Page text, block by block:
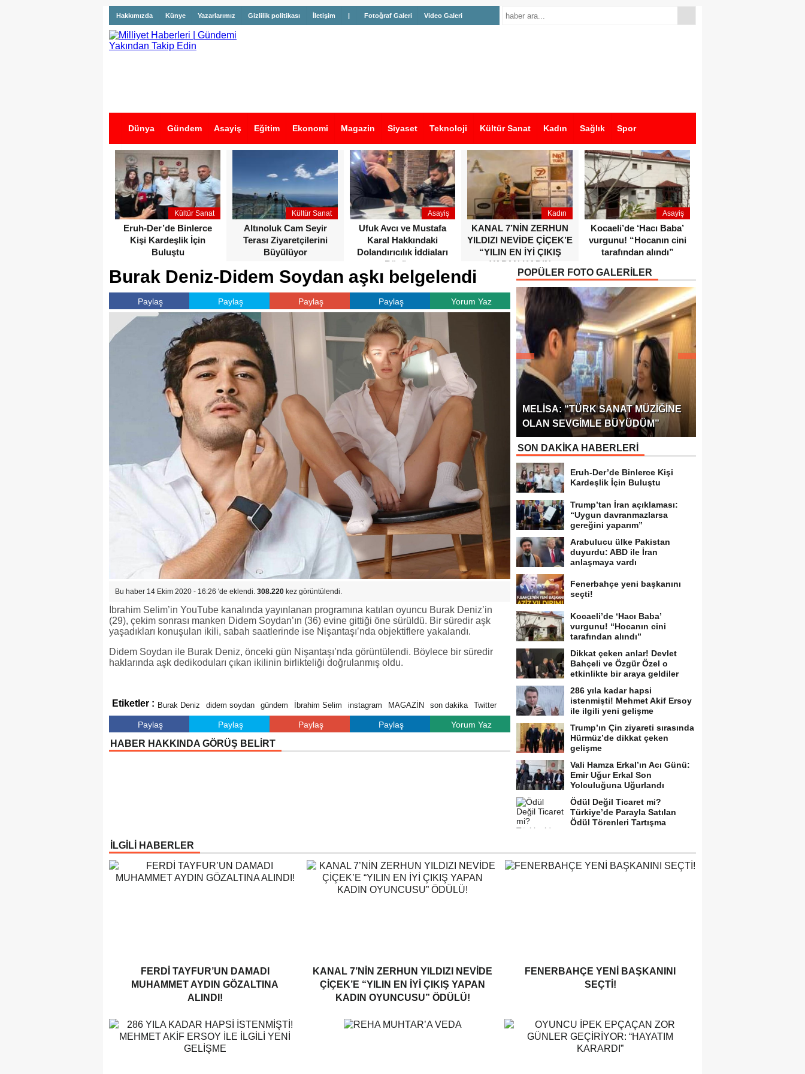
Hakkımızda Künye Yazarlarımız Gizlilik politikası İletişim | Fotoğraf Galeri Video Galeri
Dünya Gündem Asayiş Eğitim Ekonomi Magazin Siyaset Teknoloji Kültür Sanat Kadın Sağlık Spor
İş İlanları
Kültür Sanat
Eruh-Der’de Binlerce
Kişi Kardeşlik İçin
Buluştu
Kültür Sanat
Altınoluk Cam Seyir
Terası Ziyaretçilerini
Büyülüyor
Asayiş
Ufuk Avcı ve Mustafa
Karal Hakkındaki
Dolandırıcılık İddiaları
Büyüyor
Kadın
KANAL 7’NİN ZERHUN
YILDIZI NEVİDE ÇİÇEK’E
“YILIN EN İYİ ÇIKIŞ
YAPAN KADIN
OYUNCUSU” ÖDÜLÜ!
Asayiş
Kocaeli’de ‘Hacı Baba’
vurgunu! “Hocanın cini
tarafından alındı”
Burak Deniz-Didem Soydan aşkı belgelendi
Paylaş Paylaş Paylaş Paylaş Yorum Yaz
Bu haber 14 Ekim 2020 - 16:26 'de eklendi. 308.220 kez görüntülendi.
İbrahim Selim’in YouTube kanalında yayınlanan programına katılan oyuncu Burak Deniz’in
(29), çekim sonrası manken Didem Soydan’ın (36) evine gittiği öne sürüldü. Bir süredir aşk
yaşadıkları konuşulan ikili, sabah saatlerinde ise Nişantaşı’nda objektiflere yakalandı.
Didem Soydan ile Burak Deniz, önceki gün Nişantaşı’nda görüntülendi. Böylece bir süredir
haklarında aşk dedikoduları çıkan ikilinin birlikteliği doğrulanmış oldu.
Etiketler : Burak Deniz didem soydan gündem İbrahim Selim instagram MAGAZİN son dakika Twitter
Paylaş Paylaş Paylaş Paylaş Yorum Yaz
HABER HAKKINDA GÖRÜŞ BELİRT
POPÜLER FOTO GALERİLER
MELISA: “TÜRK SANAT MÜZIĞINE
OLAN SEVGIMLE BÜYÜDÜM”
SON DAKİKA HABERLERİ
Eruh-Der’de Binlerce Kişi
Kardeşlik İçin Buluştu
Trump’tan İran açıklaması:
“Uygun davranmazlarsa
gereğini yaparım”
Arabulucu ülke Pakistan
duyurdu: ABD ile İran
anlaşmaya vardı
Fenerbahçe yeni başkanını
seçti!
Kocaeli’de ‘Hacı Baba’
vurgunu! “Hocanın cini
tarafından alındı”
Dikkat çeken anlar! Devlet
Bahçeli ve Özgür Özel o
etkinlikte bir araya geldiler
286 yıla kadar hapsi
istenmişti! Mehmet Akif Ersoy
ile ilgili yeni gelişme
Trump’ın Çin ziyareti sırasında
Hürmüz’de dikkat çeken
gelişme
Vali Hamza Erkal’ın Acı Günü:
Emir Uğur Erkal Son
Yolculuğuna Uğurlandı
Ödül Değil Ticaret mi?
Türkiye’de Parayla Satılan
Ödül Törenleri Tartışma
İLGİLİ HABERLER
FERDI TAYFUR’UN DAMADI
MUHAMMET AYDIN GÖZALTINA
ALINDI!
KANAL 7’NİN ZERHUN YILDIZI NEVİDE
ÇİÇEK’E “YILIN EN İYİ ÇIKIŞ YAPAN
KADIN OYUNCUSU” ÖDÜLÜ!
FENERBAHÇE YENI BAŞKANINI
SEÇTI!